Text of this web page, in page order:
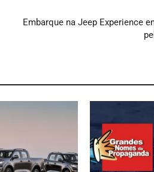
Embarque na Jeep Experience